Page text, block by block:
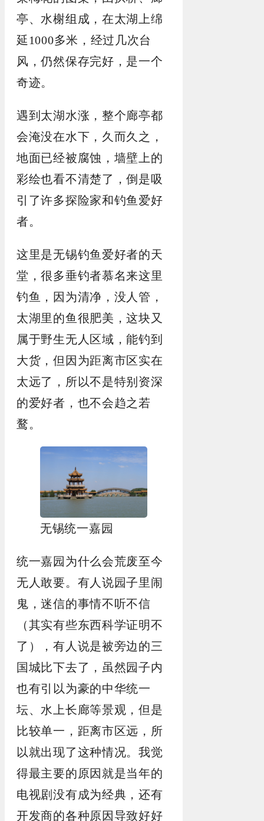
亭、水榭组成，在太湖上绵
延1000多米，经过几次台
风，仍然保存完好，是一个
奇迹。
遇到太湖水涨，整个廊亭都
会淹没在水下，久而久之，
地面已经被腐蚀，墙壁上的
彩绘也看不清楚了，倒是吸
引了许多探险家和钓鱼爱好
者。
这里是无锡钓鱼爱好者的天
堂，很多垂钓者慕名来这里
钓鱼，因为清净，没人管，
太湖里的鱼很肥美，这块又
属于野生无人区域，能钓到
大货，但因为距离市区实在
太远了，所以不是特别资深
的爱好者，也不会趋之若
鹜。
无锡统一嘉园
统一嘉园为什么会荒废至今
无人敢要。有人说园子里闹
鬼，迷信的事情不听不信
（其实有些东西科学证明不
了），有人说是被旁边的三
国城比下去了，虽然园子内
也有引以为豪的中华统一
坛、水上长廊等景观，但是
比较单一，距离市区远，所
以就出现了这种情况。我觉
得最主要的原因就是当年的
电视剧没有成为经典，还有
开发商的各种原因导致好好